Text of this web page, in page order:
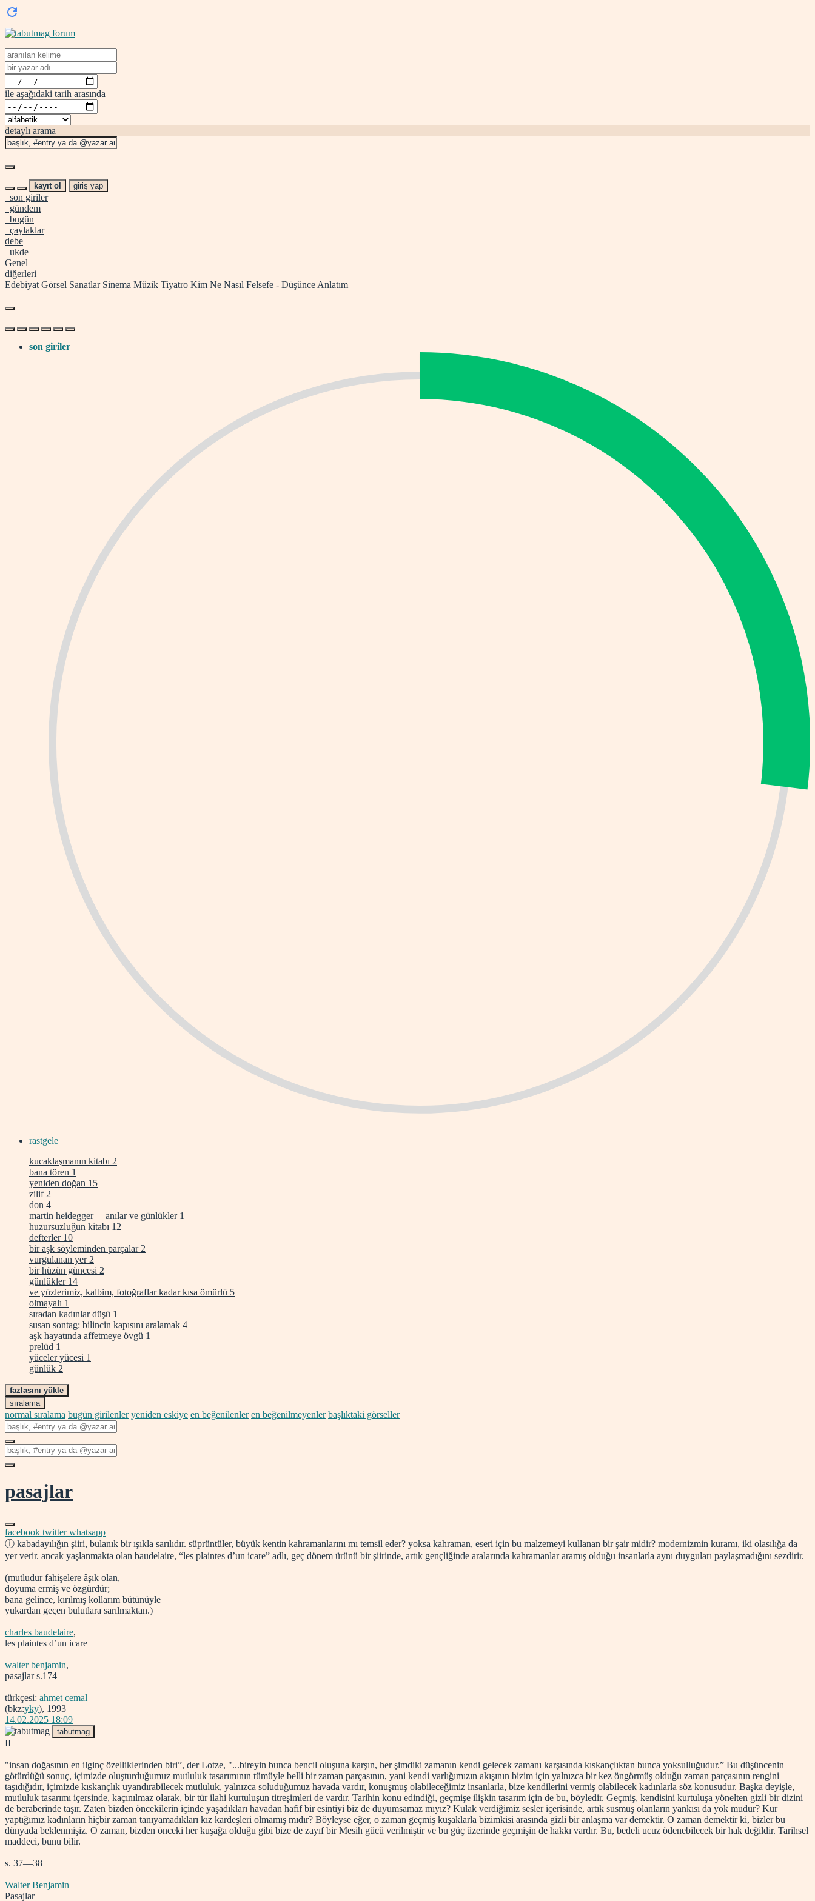
ile aşağıdaki tarih arasında
detaylı arama
kayıt ol giriş yap
son giriler
gündem
bugün
çaylaklar
debe
ukde
Genel
diğerleri
Edebiyat Görsel SanatlarSinema Müzik Tiyatro Kim Ne Nasıl Felsefe - Düşünce Anlatım
son giriler
rastgele
kucaklaşmanın kitabı 2
bana tören 1
yeniden doğan 15
zilif 2
don 4
martin heidegger —anılar ve günlükler 1
huzursuzluğun kitabı 12
defterler 10
bir aşk söyleminden parçalar 2
vurgulanan yer 2
bir hüzün güncesi 2
günlükler 14
ve yüzlerimiz, kalbim, fotoğraflar kadar kısa ömürlü 5
olmayalı 1
sıradan kadınlar düşü 1
susan sontag: bilincin kapısını aralamak 4
aşk hayatında affetmeye övgü 1
prelüd 1
yüceler yücesi 1
günlük 2
fazlasını yükle
sıralama
normal sıralama bugün girilenler yeniden eskiye en beğenilenler en beğenilmeyenler başlıktaki görseller
pasajlar
facebook twitterwhatsapp
ⓘ kabadayılığın şiiri, bulanık bir ışıkla sarılıdır. süprüntüler, büyük kentin kahramanlarını mı temsil eder? yoksa kahraman, eseri için bu malzemeyi kullanan bir şair midir? modernizmin kuramı, iki olasılığa da
yer verir. ancak yaşlanmakta olan baudelaire, “les plaintes d’un icare” adlı, geç dönem ürünü bir şiirinde, artık gençliğinde aralarında kahramanlar aramış olduğu insanlarla aynı duyguları paylaşmadığını sezdirir.
(mutludur fahişelere âşık olan,
doyuma ermiş ve özgürdür;
bana gelince, kırılmış kollarım bütünüyle
yukardan geçen bulutlara sarılmaktan.)
charles baudelaire,
les plaintes d’un icare
walter benjamin,
pasajlar s.174
türkçesi: ahmet cemal
(bkz:yky), 1993
14.02.2025 18:09
tabutmag
II
"insan doğasının en ilginç özelliklerinden biri”, der Lotze, "...bireyin bunca bencil oluşuna karşın, her şimdiki zamanın kendi gelecek zamanı karşısında kıskançlıktan bunca yoksulluğudur.” Bu düşüncenin
götürdüğü sonuç, içimizde oluşturduğumuz mutluluk tasarımının tümüyle belli bir zaman parçasının, yani kendi varlığımızın akışının bizim için yalnızca bir kez öngörmüş olduğu zaman parçasının rengini
taşıdığıdır, içimizde kıskançlık uyandırabilecek mutluluk, yalnızca soluduğumuz havada vardır, konuşmuş olabileceğimiz insanlarla, bize kendilerini vermiş olabilecek kadınlarla söz konusudur. Başka deyişle,
mutluluk tasarımı içersinde, kaçınılmaz olarak, bir tür ilahi kurtuluşun titreşimleri de vardır. Tarihin konu edindiği, geçmişe ilişkin tasarım için de bu, böyledir. Geçmiş, kendisini kurtuluşa yönelten gizli bir dizini
de beraberinde taşır. Zaten bizden öncekilerin içinde yaşadıkları havadan hafif bir esintiyi biz de duyumsamaz mıyız? Kulak verdiğimiz sesler içerisinde, artık susmuş olanların yankısı da yok mudur? Kur
yaptığımız kadınların hiçbir zaman tanıyamadıkları kız kardeşleri olmamış mıdır? Böyleyse eğer, o zaman geçmiş kuşaklarla bizimkisi arasında gizli bir anlaşma var demektir. O zaman demektir ki, bizler bu
dünyada beklenmişiz. O zaman, bizden önceki her kuşağa olduğu gibi bize de zayıf bir Mesih gücü verilmiştir ve bu güç üzerinde geçmişin de hakkı vardır. Bu, bedeli ucuz ödenebilecek bir hak değildir. Tarihsel
maddeci, bunu bilir.
s. 37—38
Walter Benjamin
Pasajlar